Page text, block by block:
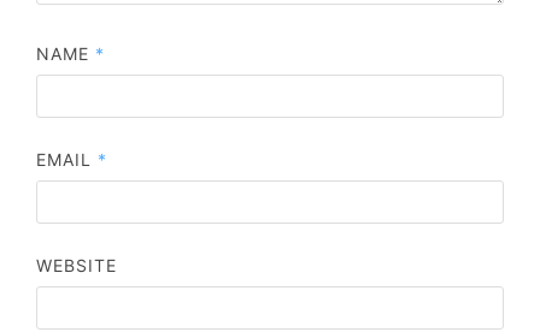
NAME *
EMAIL *
WEBSITE